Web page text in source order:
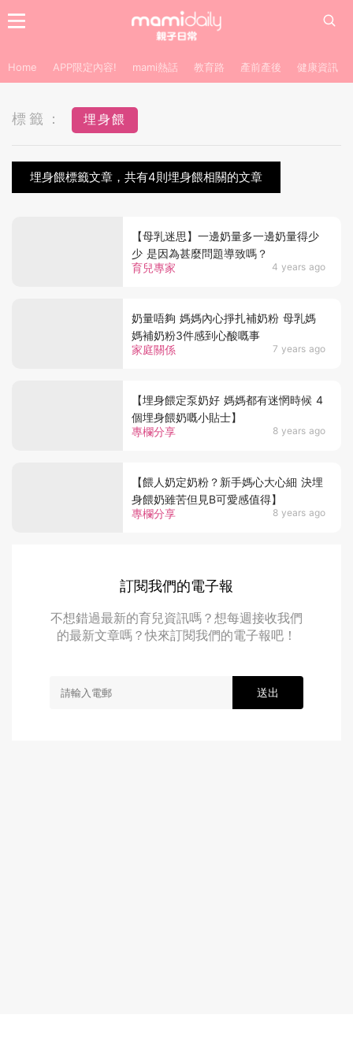
Home APP限定內容! mami熱話 教育路 產前產後 健康資訊
標籤： 埋身餵
埋身餵標籤文章，共有4則埋身餵相關的文章
育兒專家 4 years ago
【母乳迷思】一邊奶量多一邊奶量得少
少 是因為甚麼問題導致嗎？
家庭關係 7 years ago
奶量唔夠 媽媽內心掙扎補奶粉 母乳媽
媽補奶粉3件感到心酸嘅事
專欄分享 8 years ago
【埋身餵定泵奶好 媽媽都有迷惘時候 4
個埋身餵奶嘅小貼士】
專欄分享 8 years ago
【餵人奶定奶粉？新手媽心大心細 決埋
身餵奶雖苦但見B可愛感值得】
訂閱我們的電子報
不想錯過最新的育兒資訊嗎？想每週接收我們
的最新文章嗎？快來訂閱我們的電子報吧！
送出